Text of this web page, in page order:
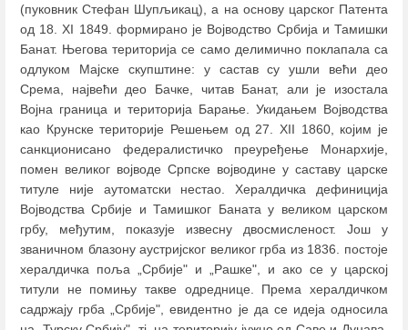
(пуковник Стефан Шупљикац), а на основу царског Патента
од 18. XI 1849. формирано је Војводство Србија и Тамишки
Банат. Његова територија се само делимично поклапала са
одлуком Мајске скупштине: у састав су ушли већи део
Срема, највећи део Бачке, читав Банат, али је изостала
Војна граница и територија Барање. Укидањем Војводства
као Крунске територије Решењем од 27. XII 1860, којим је
санкционисано федералистичко преуређење Монархије,
помен великог војводе Српске војводине у саставу царске
титуле није аутоматски нестао. Хералдичка дефиниција
Војводства Србије и Тамишког Баната у великом царском
грбу, међутим, показује извесну двосмисленост. Још у
званичном блазону аустријског великог грба из 1836. постоје
хералдичка поља „Србије" и „Рашке", и ако се у царској
титули не помињу такве одреднице. Према хералдичком
садржају грба „Србије", евидентно је да се идеја односила